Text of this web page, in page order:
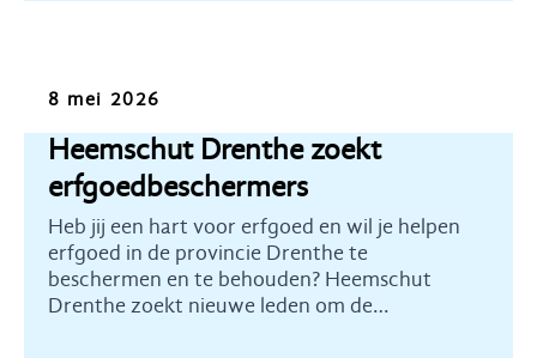
Oproep
8 mei 2026
Heemschut Drenthe zoekt
erfgoedbeschermers
Heb jij een hart voor erfgoed en wil je helpen
erfgoed in de provincie Drenthe te
beschermen en te behouden? Heemschut
Drenthe zoekt nieuwe leden om de